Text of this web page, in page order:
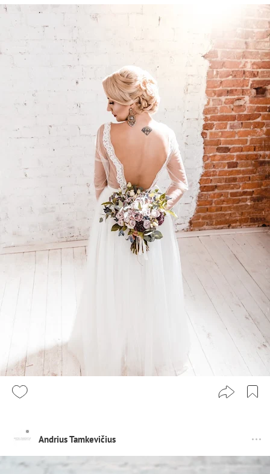
Andrius Tamkevičius